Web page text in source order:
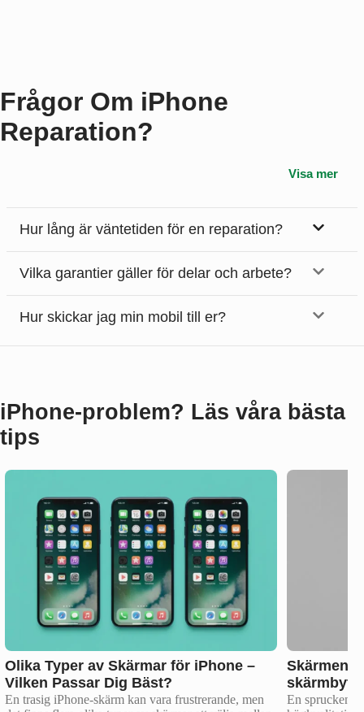
Frågor Om iPhone
Reparation?
Visa mer
Hur lång är väntetiden för en reparation?
Vilka garantier gäller för delar och arbete?
Hur skickar jag min mobil till er?
iPhone‑problem? Läs våra bästa
tips
Olika Typer av Skärmar för iPhone –
Vilken Passar Dig Bäst?
En trasig iPhone-skärm kan vara frustrerande, men
Skärmen
En sprucken